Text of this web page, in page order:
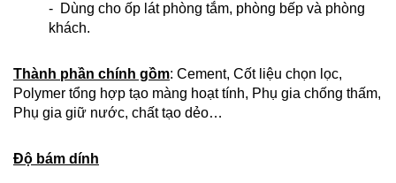
- Dùng cho ốp lát phòng tắm, phòng bếp và phòng
khách.
Thành phần chính gồm: Cement, Cốt liệu chọn lọc,
Polymer tổng hợp tạo màng hoạt tính, Phụ gia chống thấm,
Phụ gia giữ nước, chất tạo dẻo…
Độ bám dính